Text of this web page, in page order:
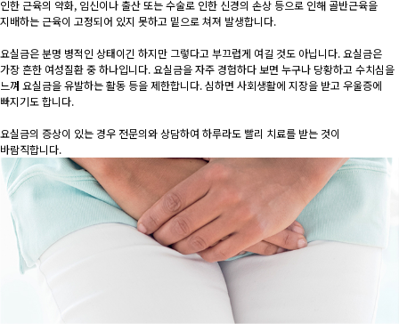
인한 근육의 약화, 임신이나 출산 또는 수술로 인한 신경의 손상 등으로 인해 골반근육을
지배하는 근육이 고정되어 있지 못하고 밑으로 쳐져 발생합니다.
요실금은 분명 병적인 상태이긴 하지만 그렇다고 부끄럽게 여길 것도 아닙니다. 요실금은
가장 흔한 여성질환 중 하나입니다. 요실금을 자주 경험하다 보면 누구나 당황하고 수치심을
느껴 요실금을 유발하는 활동 등을 제한합니다. 심하면 사회생활에 지장을 받고 우울증에
빠지기도 합니다.
요실금의 증상이 있는 경우 전문의와 상담하여 하루라도 빨리 치료를 받는 것이
바람직합니다.